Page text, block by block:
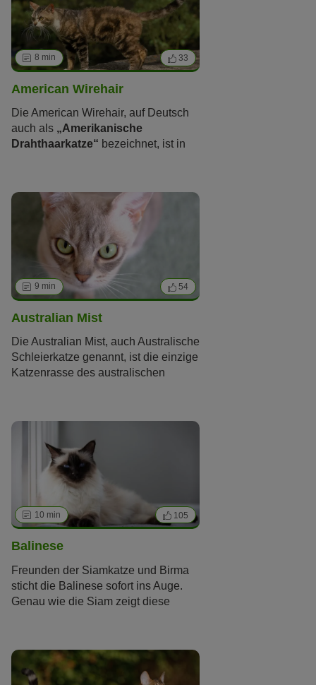
Artikel.
8 min 33
American Wirehair
Die American Wirehair, auf Deutsch
auch als „Amerikanische
Drahthaarkatze“ bezeichnet, ist in
interessante Katze, die wie viele
andereRassen
aufgrund einer
zufälligen Mutation entstand
Erfahren Sie hier mehr über die
Drahthaarkatzen aus dem Staat New
9 min 54
Australian Mist
Die Australian Mist, auch Australische
Schleierkatze genannt, ist die einzige
Katzenrasse des australischen
sich die sanftmütige und zutrauliche
Wohnungskatze
verdankt die australische Mieze der
typischen Fellzeichnung, die
aussieht, als wäre sie von einem
leichten Schleier überzogen.
10 min 105
Balinese
Freunden der Siamkatze und Birma
sticht die Balinese sofort ins Auge.
Genau wie die Siam zeigt diese
Ihr aufgeweckter Charakter macht sie
zu einem idealen Familienmitglied.